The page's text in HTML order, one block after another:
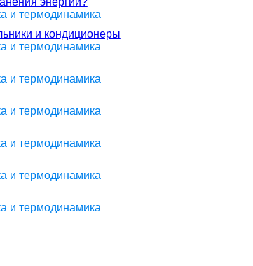
и термодинамика
и кондиционеры
и термодинамика
и термодинамика
и термодинамика
и термодинамика
и термодинамика
и термодинамика